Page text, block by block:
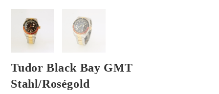
Tudor Black Bay GMT
Stahl/Roségold